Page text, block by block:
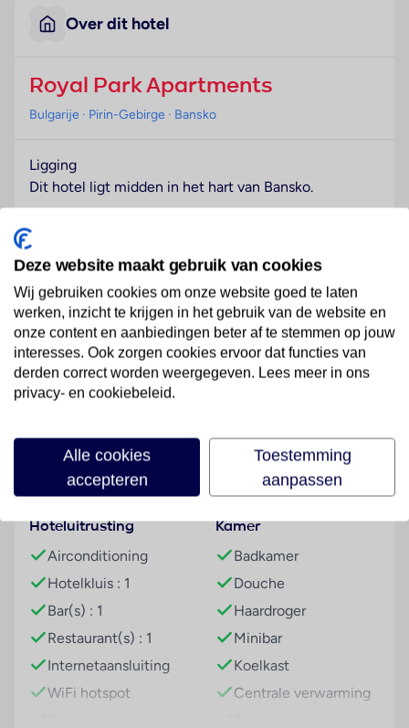
Over dit hotel
Royal Park Apartments
Bulgarije · Pirin-Gebirge · Bansko
Ligging
Dit hotel ligt midden in het hart van Bansko.
Het vriendelijke personeel aan de receptie is graag bij
alle vragen behulpzaam. Het hotel beschikt over
verschillende gemakken voor een comfortabel en een
ontspannen verblijf waaronder een bagagedepot, een
kluis, een 24-uurs beveiligingsdienst, een fax en een
rookmelder. Via Wi-Fi hebben de gasten toegang tot
het internet. De gasten die met de auto komen,
kunnen in een garage (tegen toeslag) of op de
Kamers
In de kamers bevinden zich een woonkamer, een
keuken en een badkamer, voor een aangenaam
luchtklimaat zorgt een verwarming. De kamers
beschikken over een slaapbank. Extra bedden kunnen
worden aangevraagd. Bovendien is er een minibar
aanwezig. Ook zijn een koelkast, een magnetron en
een thee-/koffiezetapparaat aanwezig. Bovendien
zijn een telefoon, een televisie en Wi-Fi (kosteloos)
beschikbaar. In de badkamer, uitgerust met een
douche, vinden de gasten een föhn. Het verblijf
beschikt over gezinskamers en niet-rokerskamers.
Lees meer
Faciliteiten
Hoteluitrusting
Airconditioning
Hotelkluis : 1
Bar(s) : 1
Restaurant(s) : 1
Internetaansluiting
WiFi hotspot
Kamer
Badkamer
Douche
Haardroger
Minibar
Koelkast
Centrale verwarming
Deze website maakt gebruik van cookies
Wij gebruiken cookies om onze website goed te laten
werken, inzicht te krijgen in het gebruik van de website en
onze content en aanbiedingen beter af te stemmen op jouw
interesses. Ook zorgen cookies ervoor dat functies van
derden correct worden weergegeven. Lees meer in ons
privacy- en cookiebeleid.
Alle cookies
accepteren
Toestemming
aanpassen